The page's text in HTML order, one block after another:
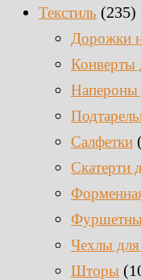
Текстиль (235)
Дорожки
Конверты
Напероны
Салфетки
Скатерти
Чехлы для
Шторы